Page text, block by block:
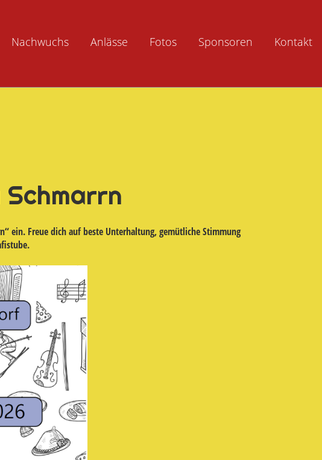
Nachwuchs Anlässe Fotos Sponsoren Kontakt
ein. Freue dich auf beste Unterhaltung, gemütliche Stimmung